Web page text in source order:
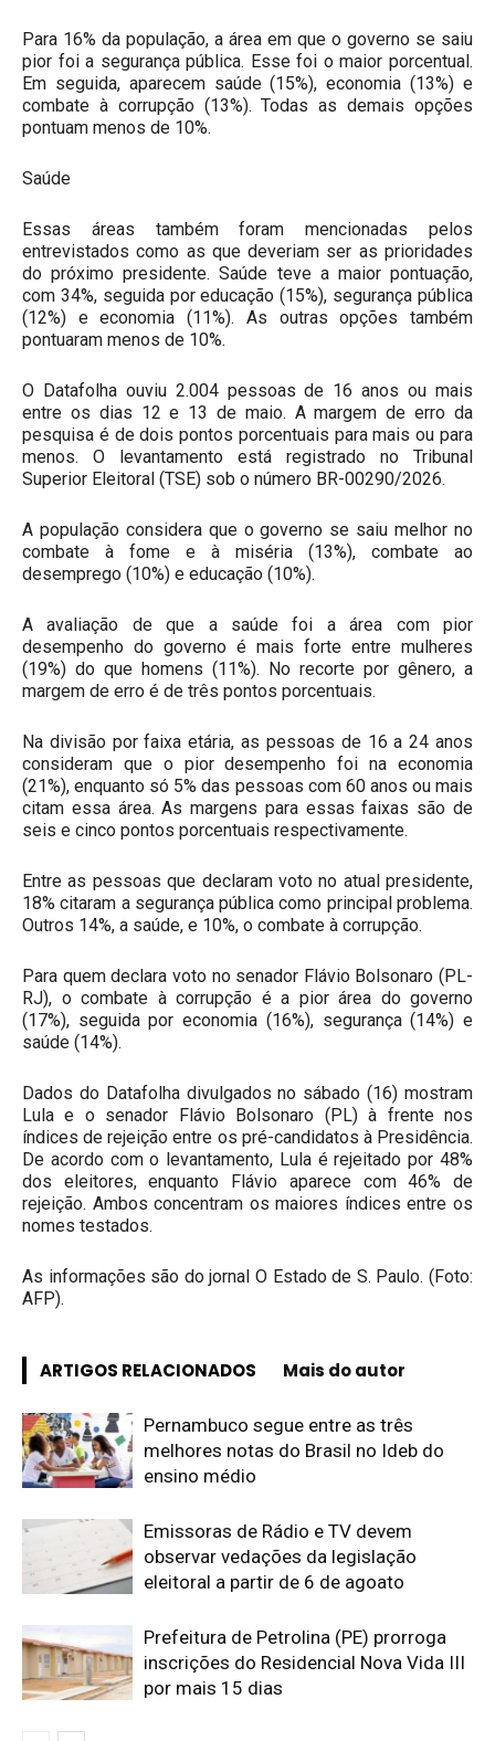
Para 16% da população, a área em que o governo se saiu
pior foi a segurança pública. Esse foi o maior porcentual.
Em seguida, aparecem saúde (15%), economia (13%) e
combate à corrupção (13%). Todas as demais opções
pontuam menos de 10%.
Saúde
Essas áreas também foram mencionadas pelos
entrevistados como as que deveriam ser as prioridades
do próximo presidente. Saúde teve a maior pontuação,
com 34%, seguida por educação (15%), segurança pública
(12%) e economia (11%). As outras opções também
pontuaram menos de 10%.
O Datafolha ouviu 2.004 pessoas de 16 anos ou mais
entre os dias 12 e 13 de maio. A margem de erro da
pesquisa é de dois pontos porcentuais para mais ou para
menos. O levantamento está registrado no Tribunal
Superior Eleitoral (TSE) sob o número BR-00290/2026.
A população considera que o governo se saiu melhor no
combate à fome e à miséria (13%), combate ao
desemprego (10%) e educação (10%).
A avaliação de que a saúde foi a área com pior
desempenho do governo é mais forte entre mulheres
(19%) do que homens (11%). No recorte por gênero, a
margem de erro é de três pontos porcentuais.
Na divisão por faixa etária, as pessoas de 16 a 24 anos
consideram que o pior desempenho foi na economia
(21%), enquanto só 5% das pessoas com 60 anos ou mais
citam essa área. As margens para essas faixas são de
seis e cinco pontos porcentuais respectivamente.
Entre as pessoas que declaram voto no atual presidente,
18% citaram a segurança pública como principal problema.
Outros 14%, a saúde, e 10%, o combate à corrupção.
Para quem declara voto no senador Flávio Bolsonaro (PL-
RJ), o combate à corrupção é a pior área do governo
(17%), seguida por economia (16%), segurança (14%) e
saúde (14%).
Dados do Datafolha divulgados no sábado (16) mostram
Lula e o senador Flávio Bolsonaro (PL) à frente nos
índices de rejeição entre os pré-candidatos à Presidência.
De acordo com o levantamento, Lula é rejeitado por 48%
dos eleitores, enquanto Flávio aparece com 46% de
rejeição. Ambos concentram os maiores índices entre os
nomes testados.
As informações são do jornal O Estado de S. Paulo. (Foto:
AFP).
ARTIGOS RELACIONADOS Mais do autor
Pernambuco segue entre as três
melhores notas do Brasil no Ideb do
ensino médio
Emissoras de Rádio e TV devem
observar vedações da legislação
eleitoral a partir de 6 de agoato
Prefeitura de Petrolina (PE) prorroga
inscrições do Residencial Nova Vida III
por mais 15 dias